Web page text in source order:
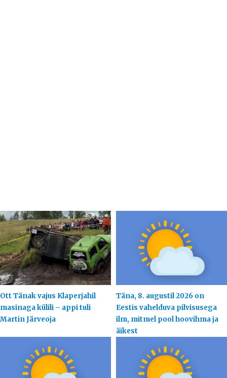
Ott Tänak vajus Klaperjahil
masinaga külili – appi tuli
Martin Järveoja
Täna, 8. augustil 2026 on
Eestis vahelduva pilvisusega
ilm, mitmel pool hoovihma ja
äikest